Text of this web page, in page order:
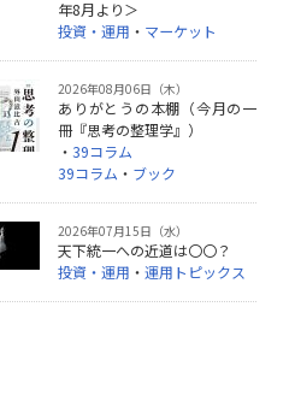
年8月より＞
投資・運用 ・ マーケット
2026年08月06日（木）
ありがとうの本棚（今月の一
冊『思考の整理学』）
・ 39コラム
39コラム ・ ブック
2026年07月15日（水）
天下統一への近道は〇〇？
投資・運用 ・ 運用トピックス